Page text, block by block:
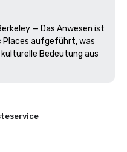
— Das Anwesen ist
Places aufgeführt, was
Bedeutung aus